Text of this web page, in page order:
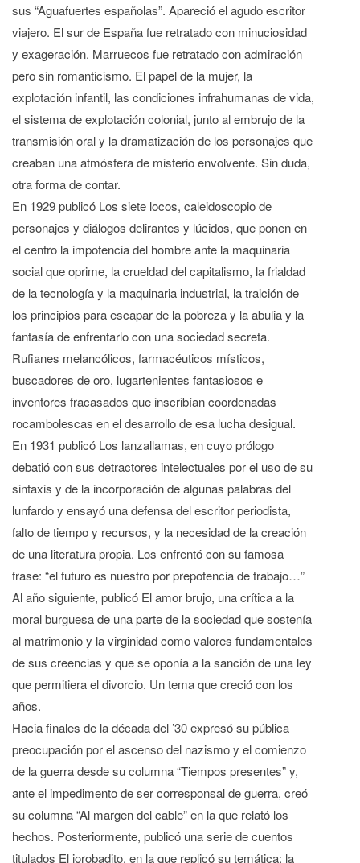
sus “Aguafuertes españolas”. Apareció el agudo escritor
viajero. El sur de España fue retratado con minuciosidad
y exageración. Marruecos fue retratado con admiración
pero sin romanticismo. El papel de la mujer, la
explotación infantil, las condiciones infrahumanas de vida,
el sistema de explotación colonial, junto al embrujo de la
transmisión oral y la dramatización de los personajes que
creaban una atmósfera de misterio envolvente. Sin duda,
otra forma de contar.
En 1929 publicó Los siete locos, caleidoscopio de
personajes y diálogos delirantes y lúcidos, que ponen en
el centro la impotencia del hombre ante la maquinaria
social que oprime, la crueldad del capitalismo, la frialdad
de la tecnología y la maquinaria industrial, la traición de
los principios para escapar de la pobreza y la abulia y la
fantasía de enfrentarlo con una sociedad secreta.
Rufianes melancólicos, farmacéuticos místicos,
buscadores de oro, lugartenientes fantasiosos e
inventores fracasados que inscribían coordenadas
rocambolescas en el desarrollo de esa lucha desigual.
En 1931 publicó Los lanzallamas, en cuyo prólogo
debatió con sus detractores intelectuales por el uso de su
sintaxis y de la incorporación de algunas palabras del
lunfardo y ensayó una defensa del escritor periodista,
falto de tiempo y recursos, y la necesidad de la creación
de una literatura propia. Los enfrentó con su famosa
frase: “el futuro es nuestro por prepotencia de trabajo…”
Al año siguiente, publicó El amor brujo, una crítica a la
moral burguesa de una parte de la sociedad que sostenía
al matrimonio y la virginidad como valores fundamentales
de sus creencias y que se oponía a la sanción de una ley
que permitiera el divorcio. Un tema que creció con los
años.
Hacia finales de la década del ’30 expresó su pública
preocupación por el ascenso del nazismo y el comienzo
de la guerra desde su columna “Tiempos presentes” y,
ante el impedimento de ser corresponsal de guerra, creó
su columna “Al margen del cable” en la que relató los
hechos. Posteriormente, publicó una serie de cuentos
titulados El jorobadito, en la que replicó su temática: la